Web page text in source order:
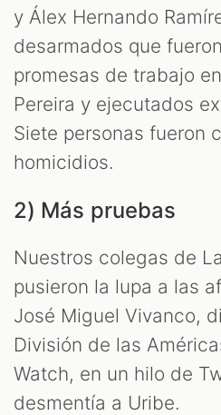
y Álex Hernando
desarmados que
promesas de trabajo
Pereira y ejecutados
Siete personas fueron
homicidios.
2) Más pruebas
Nuestros colegas de
pusieron la lupa a las
José Miguel Vivanco,
División de las
Watch, en un hilo de
desmentía a Uribe.